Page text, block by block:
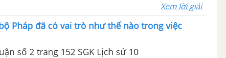
Xem lời giải
Pháp đã có vai trò như thế nào trong việc
số 2 trang 152 SGK Lịch sử 10